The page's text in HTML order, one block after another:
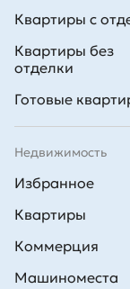
Квартиры с
Квартиры без
отделки
Готовые
Недвижимость
Избранное
Квартиры
Коммерция
Машиноместа